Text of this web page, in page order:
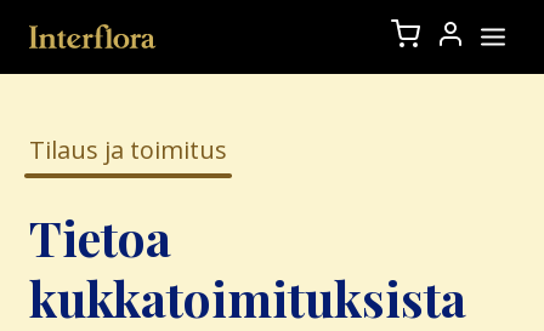
Tilaus ja toimitus
Tietoa
kukkatoimituksista